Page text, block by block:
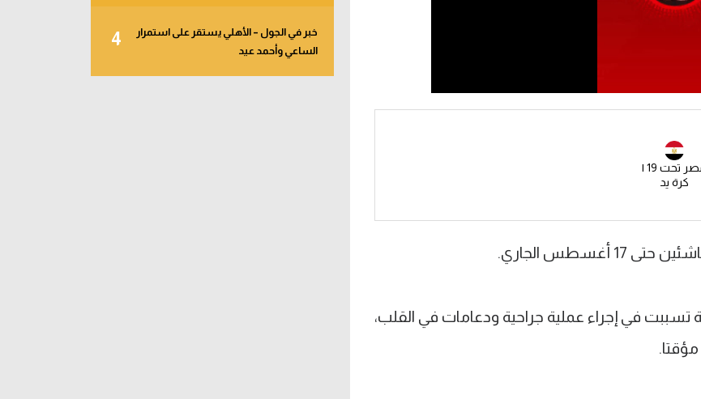
مصر تحت 19 |
كرة يد
الجاري.
في إجراء عملية جراحية ودعامات في القلب،
مؤقتا.
4
خبر في الجول – الأهلي يستقر على استمرار
الساعي وأحمد عيد